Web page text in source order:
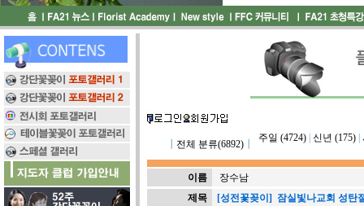
전체 분류(6892)┃
주일 (4724)| 신년 (175)|
이름
장수남
제목
[성전꽃꽂이] 잠실빛나교회 성탄